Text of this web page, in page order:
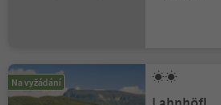
Na vyžádání